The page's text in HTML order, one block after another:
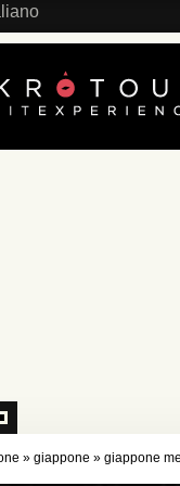
» giappone » giappone